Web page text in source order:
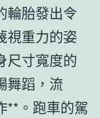
輪胎發出令
視重力的姿
尺寸寬度的
舞蹈，流
**。跑車的駕